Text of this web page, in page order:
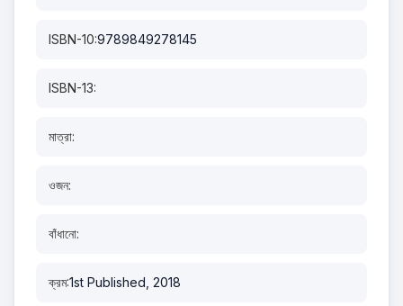
ISBN-10:9789849278145
ISBN-13:
মাত্রা:
ওজন:
বাঁধানো:
ক্রম:1st Published, 2018